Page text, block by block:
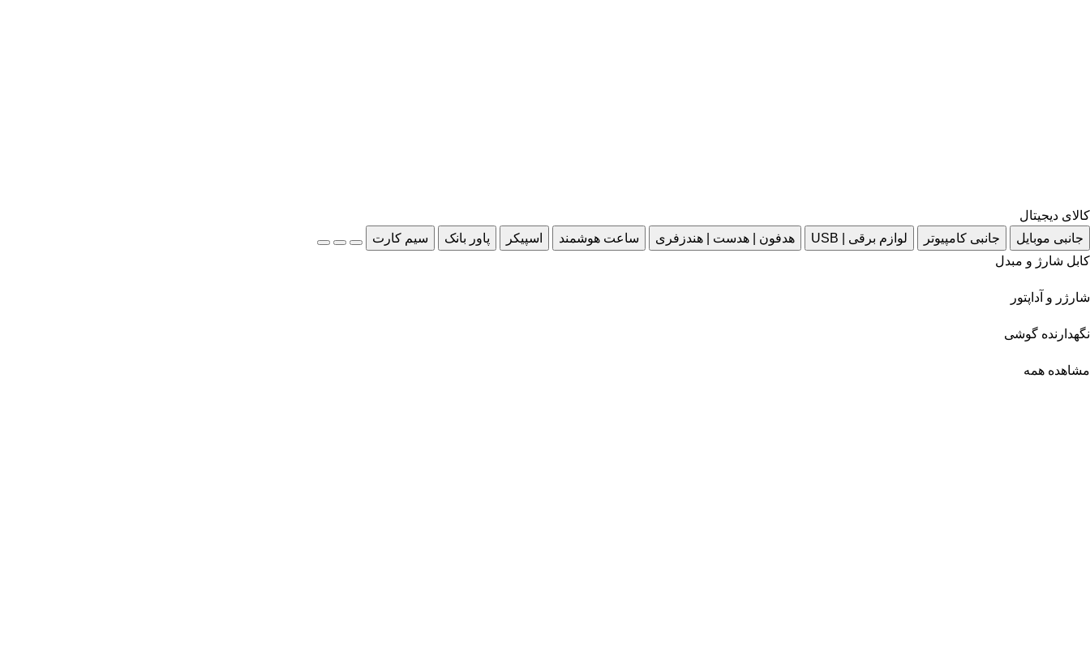
کالای دیجیتال
جانبی موبایل
جانبی کامپیوتر لوازم برقی | USB هدفون | هدست | هندزفری ساعت هوشمند اسپیکر پاور بانک
سیم کارت
کابل شارژ و مبدل
شارژر و آداپتور
نگهدارنده گوشی
مشاهده همه